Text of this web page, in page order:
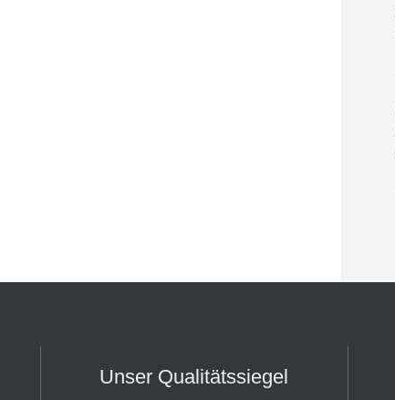
Unser Qualitätssiegel